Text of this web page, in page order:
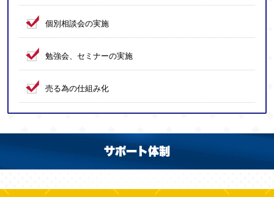
個別相談会の実施
勉強会、セミナーの実施
売る為の仕組み化
サポート体制